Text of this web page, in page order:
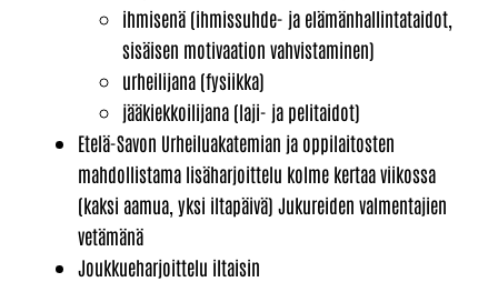
ihmisenä (ihmissuhde- ja elämänhallintataidot,
sisäisen motivaation vahvistaminen)
urheilijana (fysiikka)
jääkiekkoilijana (laji- ja pelitaidot)
Etelä-Savon Urheiluakatemian ja oppilaitosten
mahdollistama lisäharjoittelu kolme kertaa viikossa
(kaksi aamua, yksi iltapäivä) Jukureiden valmentajien
vetämänä
Joukkueharjoittelu iltaisin